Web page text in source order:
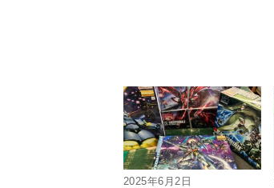
2025年6月2日